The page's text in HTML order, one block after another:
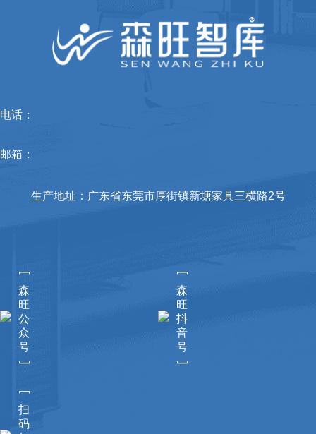
电话：
邮箱：
生产地址：广东省东莞市厚街镇新塘家具三横路2号
[
森
旺
公
众
号
]
[
森
旺
抖
音
号
]
[
扫
码